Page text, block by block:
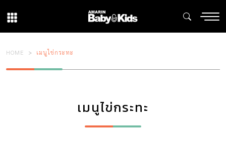
HOME เมนูไข่กระทะ
เมนูไข่กระทะ